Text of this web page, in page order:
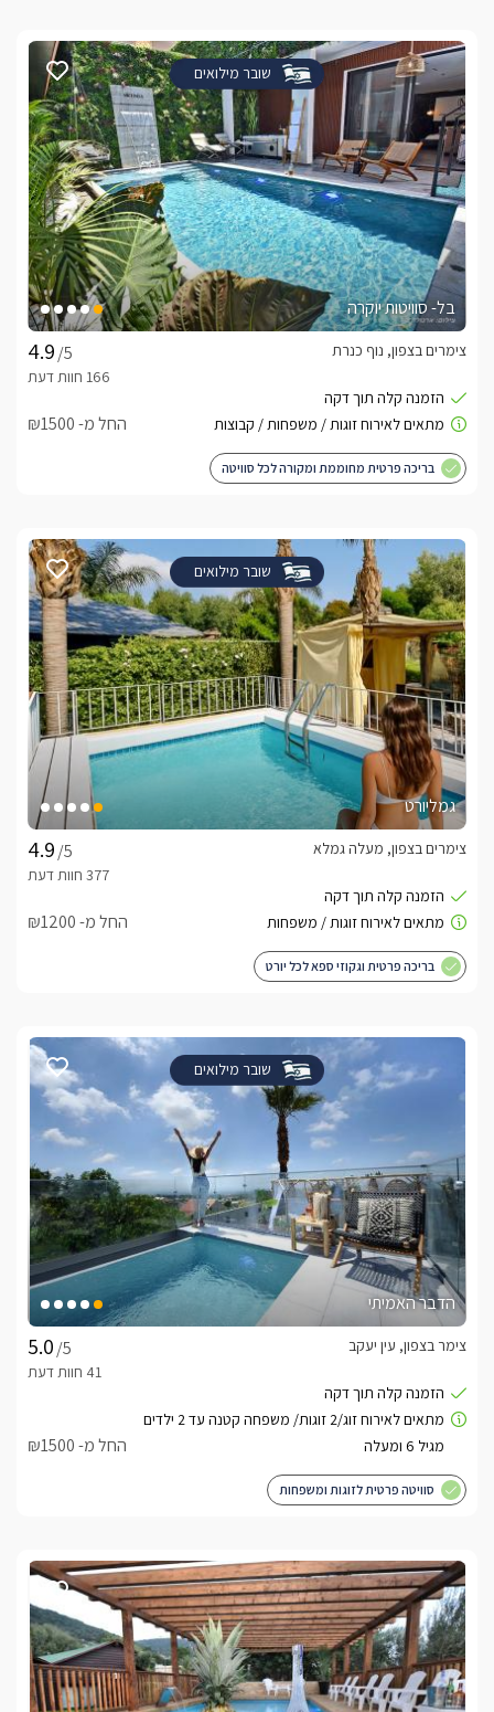
שובר מילואים
בל- סוויטות יוקרה
/5
צימרים בצפון, נוף כנרת
החל מ- ₪1500
בריכה פרטית מחוממת ומקורה לכל סוויטה
שובר מילואים
גמליורט
/5
צימרים בצפון, מעלה גמלא
החל מ- ₪1200
בריכה פרטית וגקוזי ספא לכל יורט
שובר מילואים
הדבר האמיתי
/5
צימר בצפון, עין יעקב
החל מ- ₪1500
סוויטה פרטית לזוגות ומשפחות